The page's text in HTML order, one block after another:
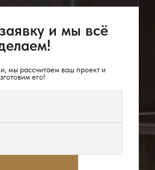
и мы всё
мы рассчитаем ваш проект и
его!